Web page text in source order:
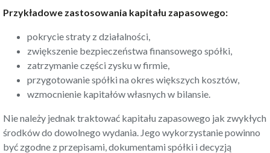
Przykładowe zastosowania kapitału zapasowego:
pokrycie straty z działalności,
zwiększenie bezpieczeństwa finansowego spółki,
zatrzymanie części zysku w firmie,
przygotowanie spółki na okres większych kosztów,
wzmocnienie kapitałów własnych w bilansie.
Nie należy jednak traktować kapitału zapasowego jak zwykłych
środków do dowolnego wydania. Jego wykorzystanie powinno
być zgodne z przepisami, dokumentami spółki i decyzją